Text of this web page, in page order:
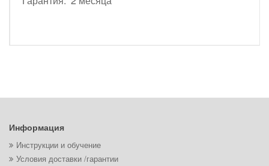
Информация
Инструкции и обучение
Условия доставки /гарантии